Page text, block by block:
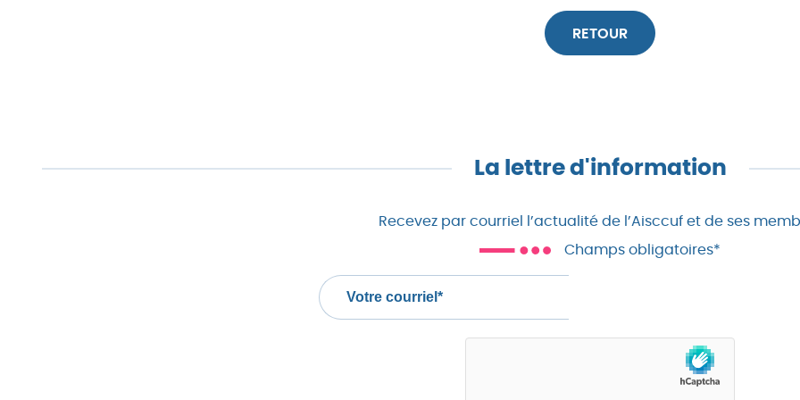
RETOUR
La lettre d'information
Recevez par courriel l’actualité de l’Aisccuf et de ses
Champs obligatoires*
Votre
courriel